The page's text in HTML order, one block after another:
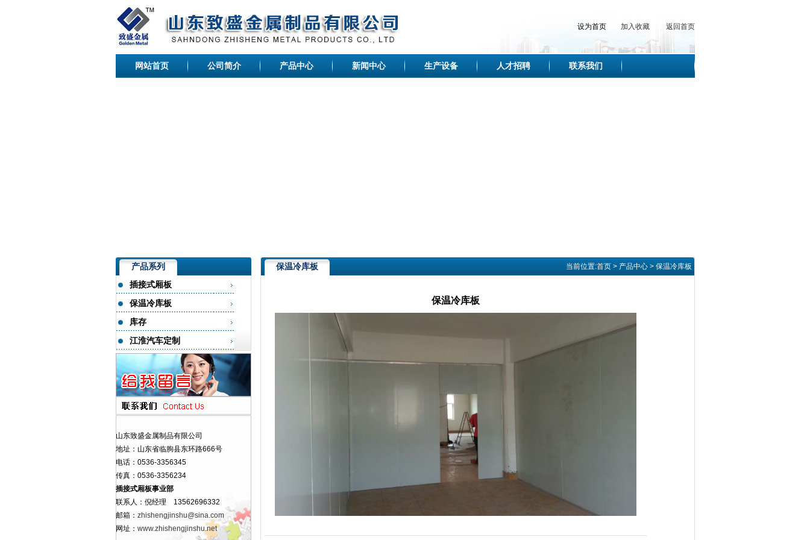
设为首页 加入收藏 返回首页
网站首页 公司简介 产品中心 新闻中心 生产设备 人才招聘 联系我们
产品系列
插接式厢板
保温冷库板
库存
江淮汽车定制
山东致盛金属制品有限公司
地址：山东省临朐县东环路666号
电话：0536-3356345
传真：0536-3356234
插接式厢板事业部
联系人：倪经理 13562696332
邮箱： zhishengjinshu@sina.com
网址： www.zhishengjinshu.net
保温冷库板 当前位置:首页> 产品中心> 保温冷库板
保温冷库板